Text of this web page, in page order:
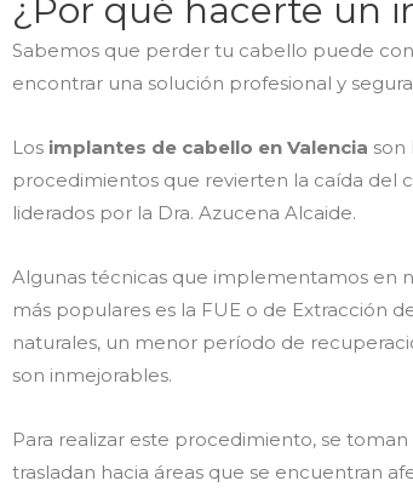
¿Por qué hacerte un
Sabemos que perder tu cabello puede
encontrar una solución profesional y
Los implantes de cabello en Valencia son
procedimientos que revierten la caída del
liderados por la Dra. Azucena Alcaide.
Algunas técnicas que implementamos en
más populares es la FUE o de Extracción
naturales, un menor período de
son inmejorables.
Para realizar este procedimiento, se
trasladan hacia áreas que se encuentran